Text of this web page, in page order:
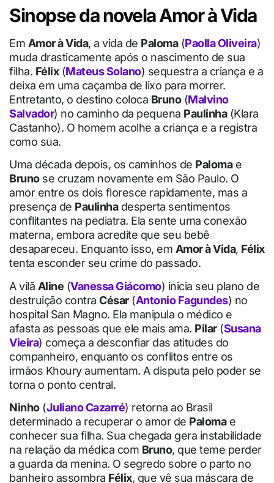
Sinopse da novela Amor à Vida
Em Amor à Vida, a vida de Paloma(Paolla Oliveira)
muda drasticamente após o nascimento de sua
filha. Félix(Mateus Solano) sequestra a criança e a
deixa em uma caçamba de lixo para morrer.
Entretanto, o destino coloca Bruno(Malvino
Salvador) no caminho da pequena Paulinha(Klara
Castanho). O homem acolhe a criança e a registra
como sua.
Uma década depois, os caminhos de Palomae
Brunose cruzam novamente em São Paulo. O
amor entre os dois floresce rapidamente, mas a
presença de Paulinhadesperta sentimentos
conflitantes na pediatra. Ela sente uma conexão
materna, embora acredite que seu bebê
desapareceu. Enquanto isso, em Amor à Vida, Félix
tenta esconder seu crime do passado.
A vilã Aline (Vanessa Giácomo) inicia seu plano de
destruição contra César(Antonio Fagundes) no
hospital San Magno. Ela manipula o médico e
afasta as pessoas que ele mais ama. Pilar(Susana
Vieira) começa a desconfiar das atitudes do
companheiro, enquanto os conflitos entre os
irmãos Khoury aumentam. A disputa pelo poder se
torna o ponto central.
Ninho(Juliano Cazarré) retorna ao Brasil
determinado a recuperar o amor de Palomae
conhecer sua filha. Sua chegada gera instabilidade
na relação da médica com Bruno, que teme perder
a guarda da menina. O segredo sobre o parto no
banheiro assombra Félix, que vê sua máscara de